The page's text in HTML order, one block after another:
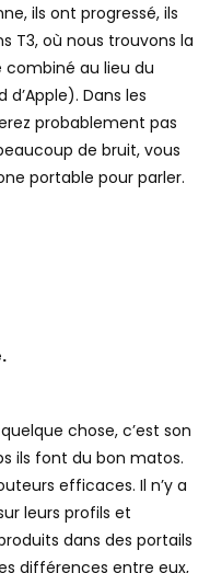
ils ont progressé, ils
T3, où nous trouvons la
combiné au lieu du
Dans les
probablement pas
de bruit, vous
portable pour parler.
chose, c’est son
ils font du bon matos.
efficaces. Il n’y a
leurs profils et
dans des portails
différences entre eux,